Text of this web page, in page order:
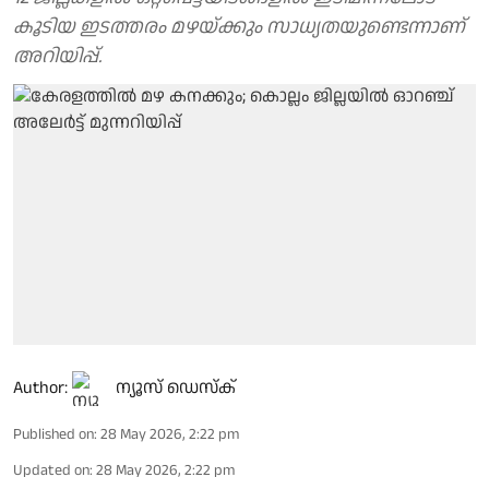
കൂടിയ ഇടത്തരം മഴയ്ക്കും സാധ്യതയുണ്ടെന്നാണ്
അറിയിപ്പ്.
Author: ന്യൂസ് ഡെസ്ക്
Published on: 28 May 2026, 2:22 pm
Updated on: 28 May 2026, 2:22 pm